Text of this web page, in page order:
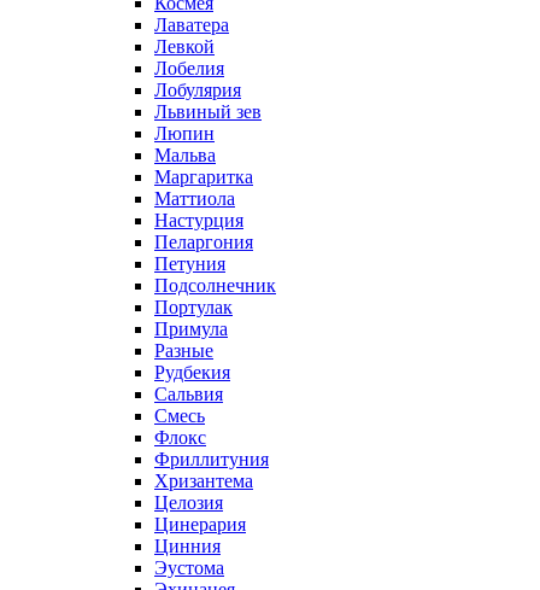
Лаватера
Левкой
Лобелия
Лобулярия
Львиный зев
Люпин
Мальва
Маргаритка
Маттиола
Настурция
Пеларгония
Петуния
Подсолнечник
Портулак
Примула
Разные
Рудбекия
Сальвия
Смесь
Флокс
Фриллитуния
Хризантема
Целозия
Цинерария
Цинния
Эустома